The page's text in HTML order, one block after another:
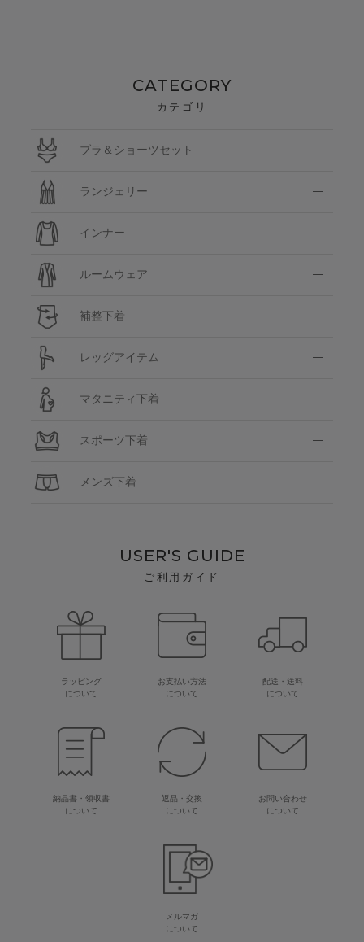
CATEGORY
カテゴリ
ブラ＆ショーツセット
ランジェリー
インナー
ルームウェア
補整下着
レッグアイテム
マタニティ下着
スポーツ下着
メンズ下着
USER'S GUIDE
ご利用ガイド
ラッピング
について
お支払い方法
について
配送・送料
について
納品書・領収書
について
返品・交換
について
お問い合わせ
について
メルマガ
について